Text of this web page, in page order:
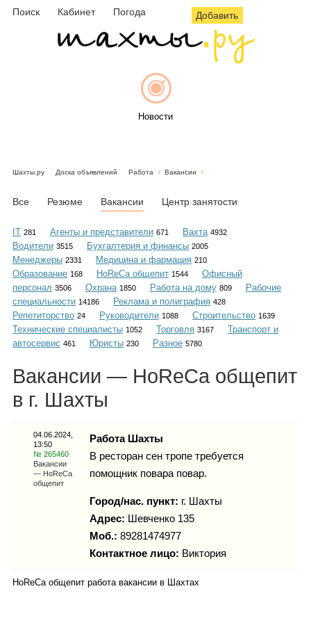
Поиск Кабинет Погода Добавить
Новости
Объявления
Каталог
Инфо
Карты
Фотогалерея
Шахты.ру Доска объявлений Работа Вакансии
Все Резюме Вакансии Центр занятости
IT 281 Агенты и представители 671 Вахта 4932
Водители 3515 Бухгалтерия и финансы 2005
Менеджеры 2331 Медицина и фармация 210
Образование 168 HoReCa общепит 1544
Офисный
персонал 3506 Охрана 1850 Работа на дому 809
Рабочие
специальности 14186 Реклама и полиграфия 428
Репетиторство 24 Руководители 1088 Строительство 1639
Технические специалисты 1052 Торговля 3167
Транспорт и
автосервис 461 Юристы 230 Разное 5780
Вакансии — HoReCa общепит
в г. Шахты
04.06.2024,
13:50
№ 265460
Вакансии
— HoReCa
общепит
Работа Шахты
В ресторан сен тропе требуется
помощник повара повар.
Город/нас. пункт: г. Шахты
Адрес: Шевченко 135
Моб.: 89281474977
Контактное лицо: Виктория
HoReCa общепит работа вакансии в Шахтах